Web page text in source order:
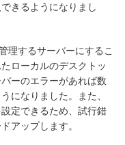
きるようになりまし
理するサーバーにするこ
ローカルのデスクトッ
ーのエラーがあれば数
になりました。また、
定できるため、試行錯
アップします。